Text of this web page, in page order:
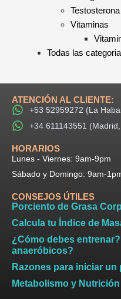
Testosterona
Vitaminas
Todas las
ATENCIÓN AL CLIENTE:
+53 52959272 (La
+34 611143551
HORARIOS​
Lunes - Viernes: 9am-9pm​
Sábado y Domingo: 9am-
CONSEJOS ÚTILES
Porciento de Grasa
Calcula tu Índice de
¿Cómo debes
anaeróbicos?
Razones para iniciar
Metabolismo y Nutrición